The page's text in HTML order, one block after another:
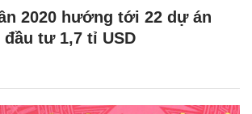
2020 hướng tới 22 dự án
tư 1,7 tỉ USD